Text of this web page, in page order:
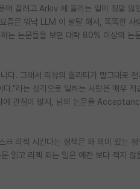
어 갈려고 Arkiv 에 올리는 일이 정말 많
즘은 워낙 LLM 이 발달 해서, 똑똑한 사
는 논문들을 보면 대략 80% 이상의 논
. 그래서 리뷰의 퀄리티가 말그대로 천
."라는 생각으로 일하는 사람은 매우 적
에 관심이 많지, 남의 논문을
리젝 시킨다는 정책은 꽤 의미 있는
읽고 리젝 되는 일은 예전 보다 적지 않